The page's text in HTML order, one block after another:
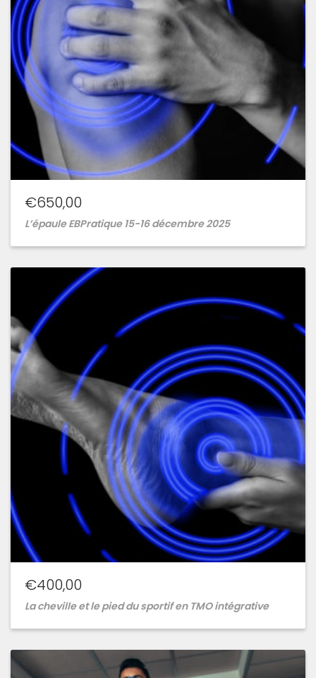
€650,00
L’épaule EBPratique 15-16 décembre 2025
Ajouter
à
la
wishlist
€400,00
La cheville et le pied du sportif en TMO intégrative
Ajouter